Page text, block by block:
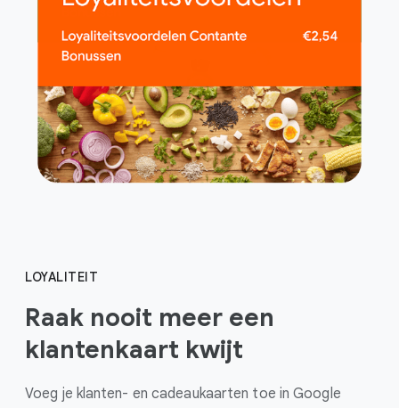
LOYALITEIT
Raak nooit meer een
klantenkaart kwijt
Voeg je klanten- en cadeaukaarten toe in Google